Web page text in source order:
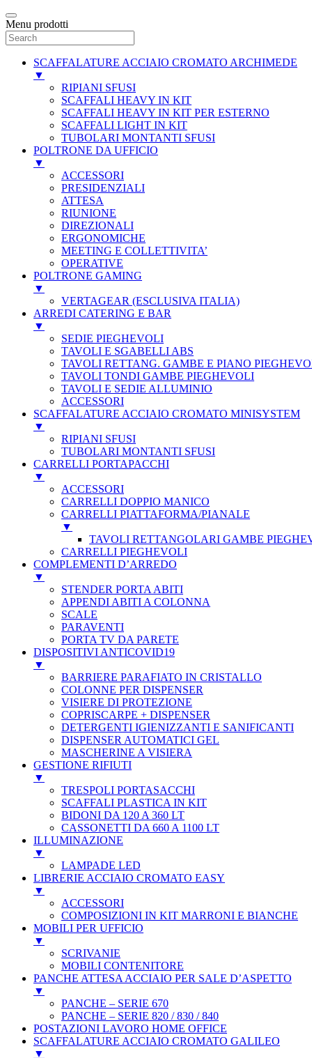
Menu prodotti
SCAFFALATURE ACCIAIO CROMATO ARCHIMEDE
▼
RIPIANI SFUSI
SCAFFALI HEAVY IN KIT
SCAFFALI HEAVY IN KIT PER ESTERNO
SCAFFALI LIGHT IN KIT
TUBOLARI MONTANTI SFUSI
POLTRONE DA UFFICIO
▼
ACCESSORI
PRESIDENZIALI
ATTESA
RIUNIONE
DIREZIONALI
ERGONOMICHE
MEETING E COLLETTIVITA’
OPERATIVE
POLTRONE GAMING
▼
VERTAGEAR (ESCLUSIVA ITALIA)
ARREDI CATERING E BAR
▼
SEDIE PIEGHEVOLI
TAVOLI E SGABELLI ABS
TAVOLI RETTANG. GAMBE E PIANO
TAVOLI TONDI GAMBE PIEGHEVOLI
TAVOLI E SEDIE ALLUMINIO
ACCESSORI
SCAFFALATURE ACCIAIO CROMATO MINISYSTEM
▼
RIPIANI SFUSI
TUBOLARI MONTANTI SFUSI
CARRELLI PORTAPACCHI
▼
ACCESSORI
CARRELLI DOPPIO MANICO
CARRELLI PIATTAFORMA/PIANALE
▼
TAVOLI RETTANGOLARI GAMBE
CARRELLI PIEGHEVOLI
COMPLEMENTI D’ARREDO
▼
STENDER PORTA ABITI
APPENDI ABITI A COLONNA
SCALE
PARAVENTI
PORTA TV DA PARETE
DISPOSITIVI ANTICOVID19
▼
BARRIERE PARAFIATO IN CRISTALLO
COLONNE PER DISPENSER
VISIERE DI PROTEZIONE
COPRISCARPE + DISPENSER
DETERGENTI IGIENIZZANTI E SANIFICANTI
DISPENSER AUTOMATICI GEL
MASCHERINE A VISIERA
GESTIONE RIFIUTI
▼
TRESPOLI PORTASACCHI
SCAFFALI PLASTICA IN KIT
BIDONI DA 120 A 360 LT
CASSONETTI DA 660 A 1100 LT
ILLUMINAZIONE
▼
LAMPADE LED
LIBRERIE ACCIAIO CROMATO EASY
▼
ACCESSORI
COMPOSIZIONI IN KIT MARRONI E BIANCHE
MOBILI PER UFFICIO
▼
SCRIVANIE
MOBILI CONTENITORE
PANCHE ATTESA ACCIAIO PER SALE D’ASPETTO
▼
PANCHE – SERIE 670
PANCHE – SERIE 820 / 830 / 840
POSTAZIONI LAVORO HOME OFFICE
SCAFFALATURE ACCIAIO CROMATO GALILEO
▼